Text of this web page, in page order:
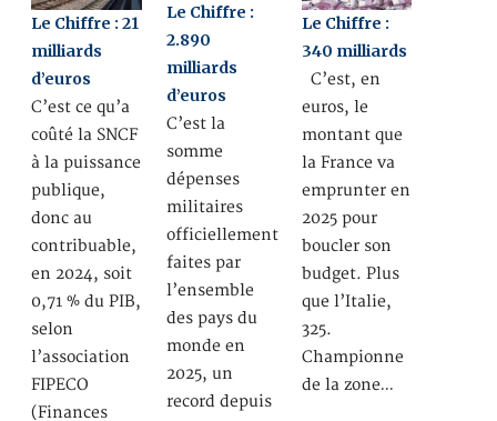
Le Chiffre : 21
milliards
d’euros
C’est ce qu’a
coûté la SNCF
à la puissance
publique,
donc au
contribuable,
en 2024, soit
0,71 % du PIB,
selon
l’association
FIPECO
(Finances
Le Chiffre :
2.890
milliards
d’euros
C’est la
somme
dépenses
militaires
officiellement
faites par
l’ensemble
des pays du
monde en
2025, un
record depuis
Le Chiffre :
340 milliards
C’est, en
euros, le
montant que
la France va
emprunter en
2025 pour
boucler son
budget. Plus
que l’Italie,
325.
Championne
de la zone…